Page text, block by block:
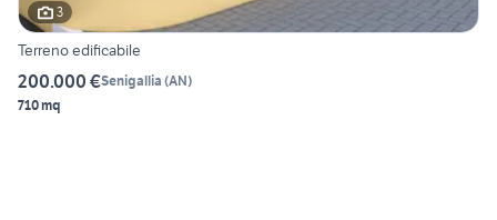
3
Terreno edificabile
200.000 €Senigallia (AN)
710 mq